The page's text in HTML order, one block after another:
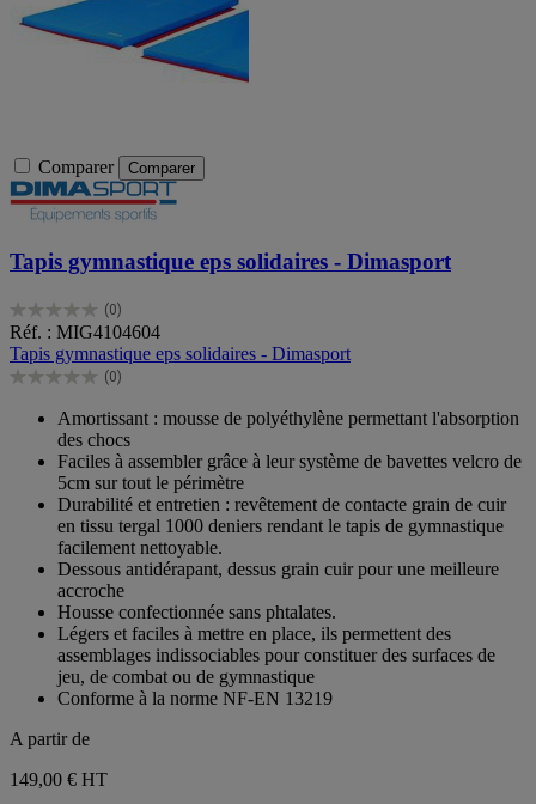
Comparer Comparer
Tapis gymnastique eps solidaires - Dimasport
(0)
0.0
sur
5
étoiles.
Réf. : MIG4104604
Tapis gymnastique eps solidaires - Dimasport
(0)
0.0
étoiles.
Amortissant : mousse de polyéthylène permettant l'absorption
des chocs
Faciles à assembler grâce à leur système de bavettes velcro de
5cm sur tout le périmètre
Durabilité et entretien : revêtement de contacte grain de cuir
en tissu tergal 1000 deniers rendant le tapis de gymnastique
facilement nettoyable.
Dessous antidérapant, dessus grain cuir pour une meilleure
accroche
Housse confectionnée sans phtalates.
Légers et faciles à mettre en place, ils permettent des
assemblages indissociables pour constituer des surfaces de
jeu, de combat ou de gymnastique
Conforme à la norme NF-EN 13219
A partir de
149,00 € HT